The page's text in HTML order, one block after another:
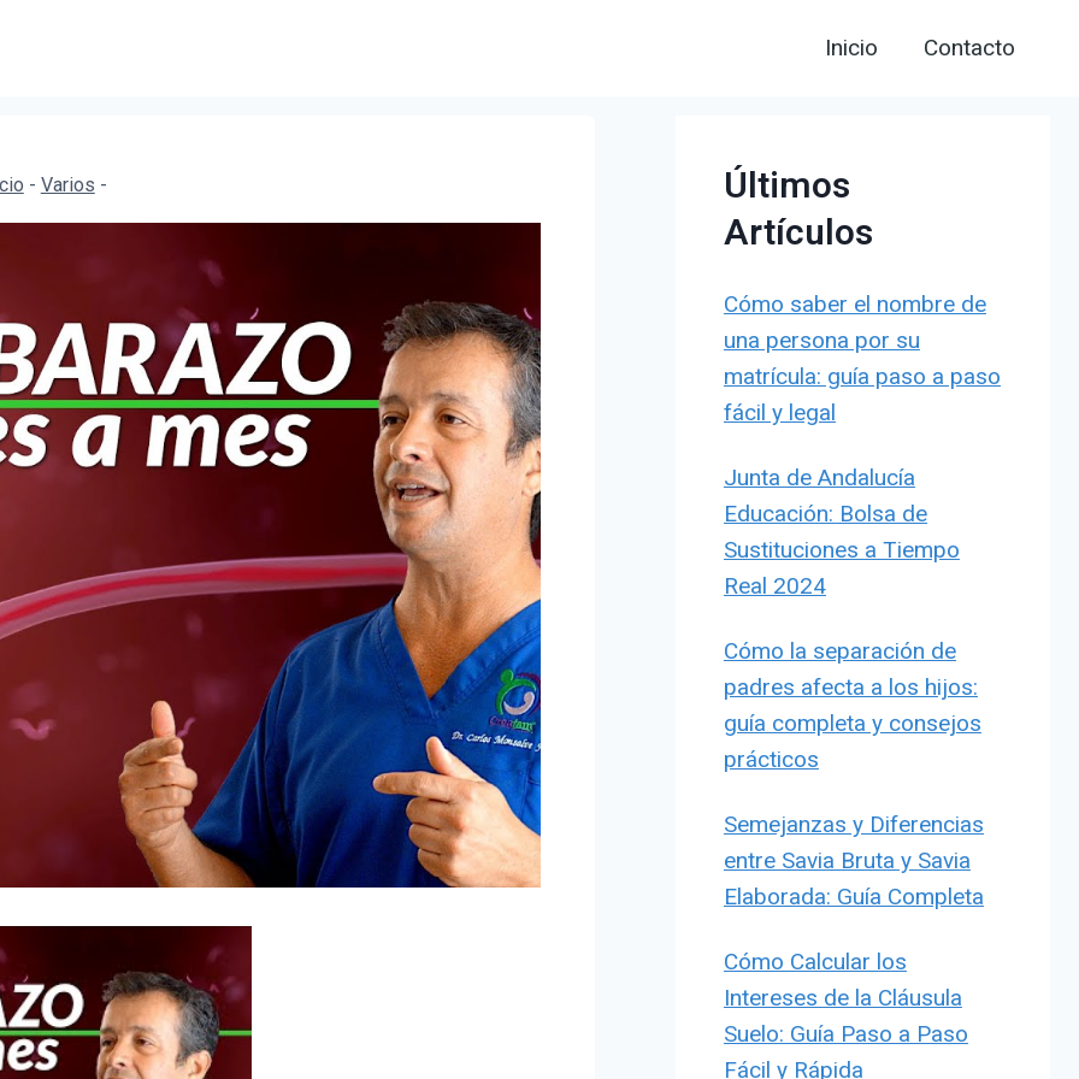
Inicio Contacto
- Varios -
Últimos
Artículos
Cómo saber el nombre de
una persona por su
matrícula: guía paso a paso
fácil y legal
Junta de Andalucía
Educación: Bolsa de
Sustituciones a Tiempo
Real 2024
Cómo la separación de
padres afecta a los hijos:
guía completa y consejos
prácticos
Semejanzas y Diferencias
entre Savia Bruta y Savia
Elaborada: Guía Completa
Cómo Calcular los
Intereses de la Cláusula
Suelo: Guía Paso a Paso
Fácil y Rápida